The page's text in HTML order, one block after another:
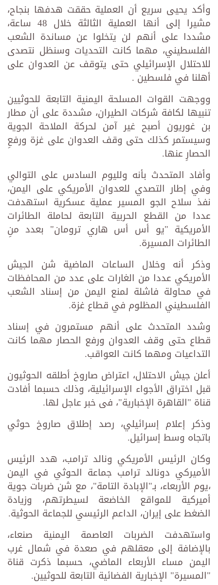
وأكد يحيى سريع أن العملية حققت هدفها بنجاح،
مشيرا إلى أنها العملية الثالثة خلال 48 ساعة،
مشددا على أنهم لن يتخلوا عن مساندة الشعب
الفلسطيني، مهما كانت التحديات وسنظل نتصدى
للاحتلال الإسرائيلي حتى يتوقف عن العدوان على
أهلنا في فلسطين .
ووجهت القوات المسلحة اليمنية التابعة للحوثيين
تنبيها لكافة شركات الطيران، مشددة على أن مطار
بن غوريون أصبح غير آمن لحركة الملاحة الجوية
وسيستمر كذلك حتى وقف العدوان على غزة ورفعِ
الحصارِ عنها.
وأفاد المتحدث بأنه ولليوم السادس على التوالي
وفي إطار التصدي للعدوان الأمريكي على اليمن،
نفذ سلاح الجو المسير عملية عسكرية استهدفت
عددا من القطع الحربية التابعة لحاملة الطائرات
الأمريكية "يو أس أس هاري ترومان" بعدد منِ
الطائرات المسيرة.
وذكر أنه وخلال الساعات الماضية شن الجيش
الأمريكي عددا من الغارات على عدد من المحافظات
في محاولة فاشلة لمنع اليمن من إسناد الشعب
الفلسطيني المظلوم في قطاع غزة.
وشدد المتحدث على أنهم مستمرون في إسناد
قطاع حتى وقف العدوان ورفع الحصار مهما كانت
التداعيات ومهما كانت العواقب.
أعلن جيش الاحتلال، اعتراض صاروخ أطلقه الحوثيون
قبل اختراق الأجواء الإسرائيلية، وذلك حسبما أفادت
قناة "القاهرة الإخبارية"، فى خبر عاجل لها.
وذكر إعلام إسرائيلي، رصد إطلاق صاروخ حوثي
باتجاه وسط إسرائيل.
وكان الرئيس الأمريكي ونالد ترامب، هدد الرئيس
الأميركي دونالد ترامب جماعة الحوثي في اليمن
،يوم الأربعاء، بـ"الإبادة التامة"، مع شن ضربات جوية
أميركية للمواقع الخاضعة لسيطرتهم، وزيادة
الضغط على إيران، الداعم الرئيسي للجماعة الحوثية.
واستهدفت الضربات العاصمة اليمنية صنعاء،
بالإضافة إلى معقلهم في صعدة في شمال غرب
اليمن مساء الأربعاء الماضي، حسبما ذكرت قناة
"المسيرة" الإخبارية الفضائية التابعة للحوثيين.